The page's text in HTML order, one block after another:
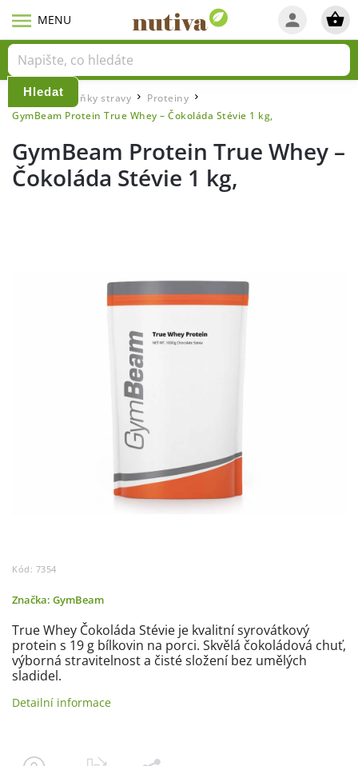
Hledat
Domů / Doplňky stravy / Proteiny /
GymBeam Protein True Whey – Čokoláda Stévie 1 kg,
GymBeam Protein True Whey –
Čokoláda Stévie 1 kg,
Kód: 7354
Značka: GymBeam
True Whey Čokoláda Stévie je kvalitní syrovátkový
protein s 19 g bílkovin na porci. Skvělá čokoládová chuť,
výborná stravitelnost a čisté složení bez umělých
sladidel.
Detailní informace